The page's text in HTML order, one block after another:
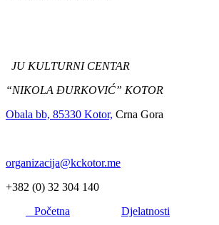
JU KULTURNI CENTAR
“NIKOLA ĐURKOVIĆ” KOTOR
Obala bb, 85330 Kotor, Crna Gora
organizacija@kckotor.me
+382 (0) 32 304 140
Početna
Djelatnosti